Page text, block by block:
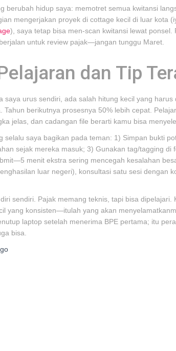
berubah hidup saya: memotret semua kwitansi
mengerjakan proyek di cottage kecil di luar kota
), saya tetap bisa men-scan kwitansi lewat
untuk review pajak—jangan tunggu Maret.
dan Tip
saya urus sendiri, ada salah hitung kecil yang
Tahun berikutnya prosesnya 50% lebih cepat.
jelas, dan cadangan file berarti kamu bisa
selalu saya bagikan pada teman: 1) Simpan bukti
sejak mereka masuk; 3) Gunakan tag/tagging di
menit ekstra sering mencegah kesalahan
luar negeri), konsultasi satu sesi dengan
sendiri. Pajak memang teknis, tapi bisa
yang konsisten—itulah yang akan
laptop setelah menerima BPE pertama; itu
bisa.